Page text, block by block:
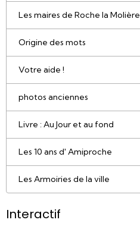
Les maires de Roche la Molière
Origine des mots
Votre aide !
photos anciennes
Livre : Au Jour et au fond
Les 10 ans d' Amiproche
Les Armoiries de la ville
Interactif